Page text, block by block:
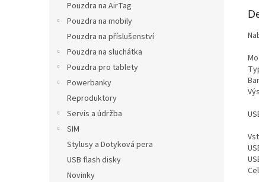
Pouzdra na AirTag
Pouzdra na mobily
Pouzdra na příslušenství
Pouzdra na sluchátka
Pouzdra pro tablety
Powerbanky
Reproduktory
Servis a údržba
SIM
Stylusy a Dotyková pera
USB flash disky
Novinky